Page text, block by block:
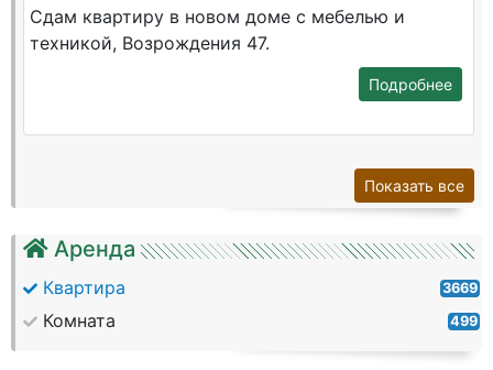
Аренда
Квартира 3669
Комната 499
Сдам квартиру в новом доме с мебелью и
техникой, Возрождения 47.
Подробнее
Показать все